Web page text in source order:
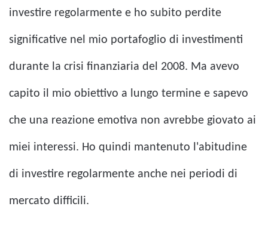
investire regolarmente e ho subito perdite
significative nel mio portafoglio di investimenti
durante la crisi finanziaria del 2008. Ma avevo
capito il mio obiettivo a lungo termine e sapevo
che una reazione emotiva non avrebbe giovato ai
miei interessi. Ho quindi mantenuto l'abitudine
di investire regolarmente anche nei periodi di
mercato difficili.